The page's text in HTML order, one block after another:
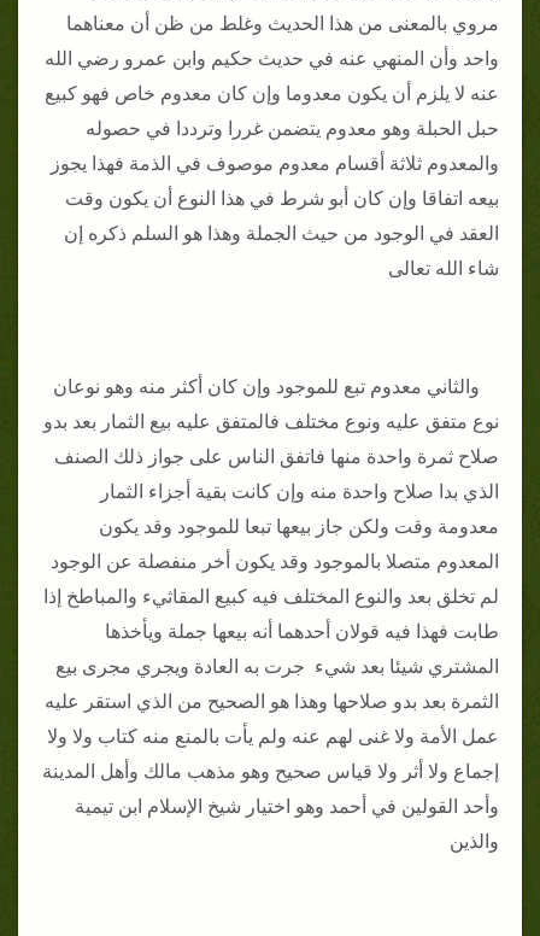
مروي بالمعنى من هذا الحديث وغلط من ظن أن معناهما
واحد وأن المنهي عنه في حديث حكيم وابن عمرو رضي الله
عنه لا يلزم أن يكون معدوما وإن كان معدوم خاص فهو كبيع
حبل الحبلة وهو معدوم يتضمن غررا وترددا في حصوله
والمعدوم ثلاثة أقسام معدوم موصوف في الذمة فهذا يجوز
بيعه اتفاقا وإن كان أبو شرط في هذا النوع أن يكون وقت
العقد في الوجود من حيث الجملة وهذا هو السلم ذكره إن
شاء الله تعالى
والثاني معدوم تبع للموجود وإن كان أكثر منه وهو نوعان
نوع متفق عليه ونوع مختلف فالمتفق عليه بيع الثمار بعد بدو
صلاح ثمرة واحدة منها فاتفق الناس على جواز ذلك الصنف
الذي بدا صلاح واحدة منه وإن كانت بقية أجزاء الثمار
معدومة وقت ولكن جاز بيعها تبعا للموجود وقد يكون
المعدوم متصلا بالموجود وقد يكون أخر منفصلة عن الوجود
لم تخلق بعد والنوع المختلف فيه كبيع المقاثيء والمباطخ إذا
طابت فهذا فيه قولان أحدهما أنه بيعها جملة ويأخذها
المشتري شيئا بعد شيء جرت به العادة ويجري مجرى بيع
الثمرة بعد بدو صلاحها وهذا هو الصحيح من الذي استقر عليه
عمل الأمة ولا غنى لهم عنه ولم يأت بالمنع منه كتاب ولا ولا
إجماع ولا أثر ولا قياس صحيح وهو مذهب مالك وأهل المدينة
وأحد القولين في أحمد وهو اختيار شيخ الإسلام ابن تيمية
والذين